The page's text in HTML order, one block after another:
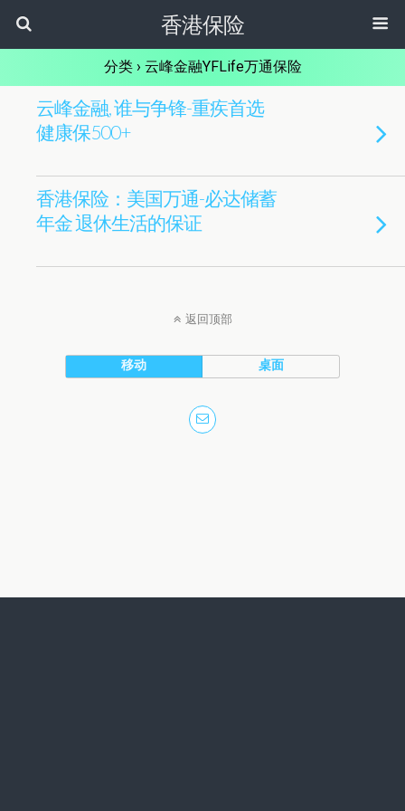
香港保险
分类 › 云峰金融YFLife万通保险
云峰金融, 谁与争锋-重疾首选
健康保500+
香港保险：美国万通-必达储蓄
年金 退休生活的保证
返回顶部
移动 桌面